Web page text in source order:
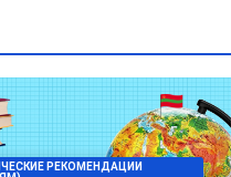
РЕКОМЕНДАЦИИ